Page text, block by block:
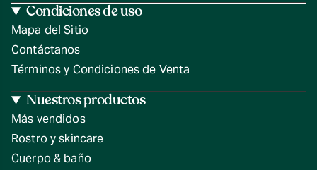
Condiciones de uso
Mapa del Sitio
Contáctanos
Términos y Condiciones de Venta
Nuestros productos
Más vendidos
Rostro y skincare
Cuerpo & baño